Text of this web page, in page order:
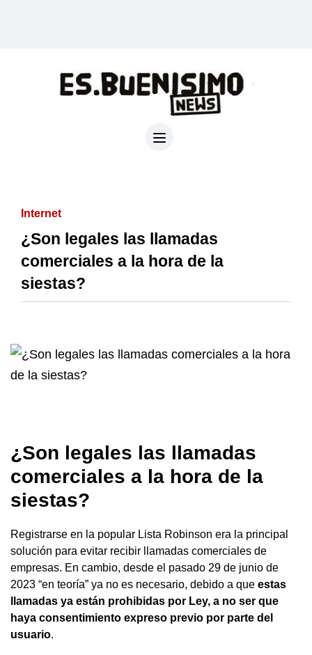
Internet
¿Son legales las llamadas
comerciales a la hora de la
siestas?
¿Son legales las llamadas
comerciales a la hora de la
siestas?
Registrarse en la popular Lista Robinson era la principal
solución para evitar recibir llamadas comerciales de
empresas. En cambio, desde el pasado 29 de junio de
2023 “en teoría” ya no es necesario, debido a que estas
llamadas ya están prohibidas por Ley, a no ser que
haya consentimiento expreso previo por parte del
usuario.